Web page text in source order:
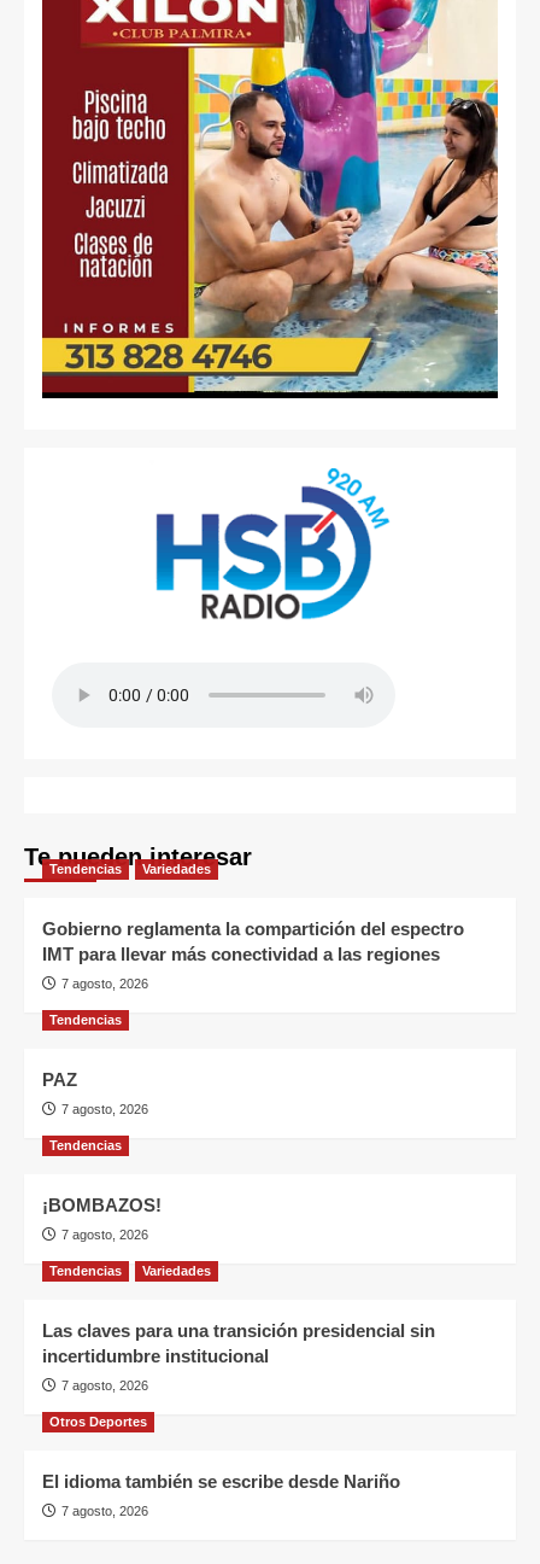
Te pueden interesar
Tendencias Variedades
Gobierno reglamenta la compartición del espectro
IMT para llevar más conectividad a las regiones
7 agosto, 2026
Tendencias
PAZ
7 agosto, 2026
Tendencias
¡BOMBAZOS!
7 agosto, 2026
Tendencias Variedades
Las claves para una transición presidencial sin
incertidumbre institucional
7 agosto, 2026
Otros Deportes
El idioma también se escribe desde Nariño
7 agosto, 2026